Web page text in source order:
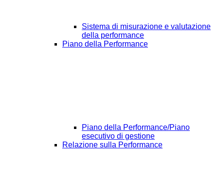
Sistema di misurazione e valutazione
della performance
Piano della Performance
Piano della Performance/Piano
esecutivo di gestione
Relazione sulla Performance